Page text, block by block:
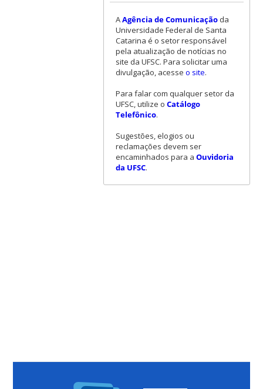
AAgência de Comunicaçãoda
Universidade Federal de Santa
Catarina é o setor responsável
pela atualização de notícias no
site da UFSC. Para solicitar uma
divulgação, acesse o site.
Para falar com qualquer setor da
UFSC, utilize o Catálogo
Telefônico.
Sugestões, elogios ou
reclamações devem ser
encaminhados para a Ouvidoria
da UFSC.